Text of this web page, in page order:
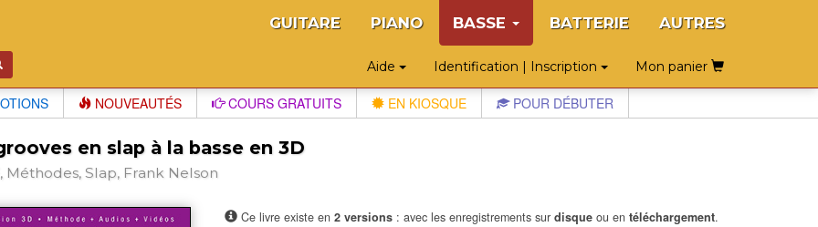
GUITARE PIANO BASSE BATTERIE AUTRES
Aide Identification | Inscription Mon panier
NOUVEAUTÉS COURS GRATUITS EN KIOSQUE POUR DÉBUTER
en slap à la basse en 3D
Méthodes, Slap, Frank Nelson
Ce livre existe en 2 versions: avec les enregistrements sur disqueou en téléchargement.